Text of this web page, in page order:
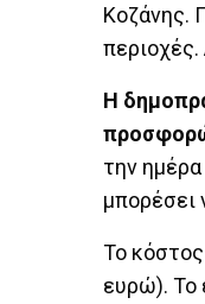
Κοζάνης.
περιοχές.
Η
την
μπορέσει
Το
ευρώ). Το